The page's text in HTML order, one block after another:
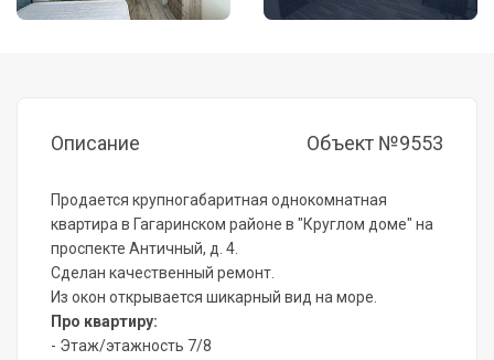
Описание Объект №9553
Продается крупногабаритная однокомнатная
квартира в Гагаринском районе в "Круглом доме" на
проспекте Античный, д. 4.
Сделан качественный ремонт.
Из окон открывается шикарный вид на море.
Про квартиру:
- Этаж/этажность 7/8